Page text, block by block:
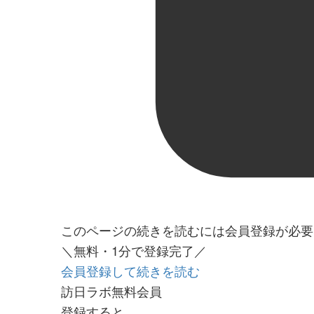
このページの続きを読むには会員登録が必
＼無料・1分で登録完了／
会員登録して続きを読む
訪日ラボ無料会員